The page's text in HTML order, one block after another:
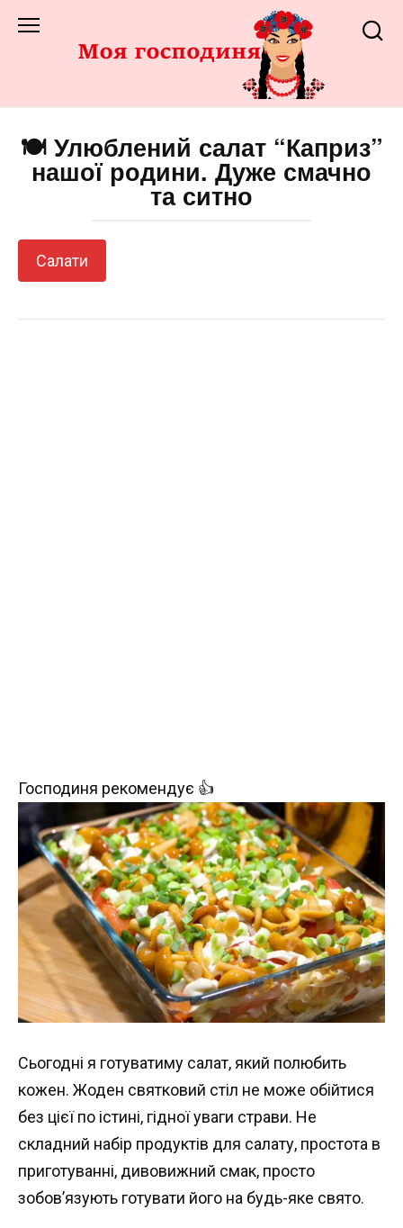
до
🍽️ Улюблений салат “Каприз”
нашої родини. Дуже смачно
та ситно
Салати
Господиня рекомендує 👍
Сьогодні я готуватиму салат, який полюбить
кожен. Жоден святковий стіл не може обійтися
без цієї по істині, гідної уваги страви. Не
складний набір продуктів для салату, простота в
приготуванні, дивовижний смак, просто
зобов’язують готувати його на будь-яке свято.